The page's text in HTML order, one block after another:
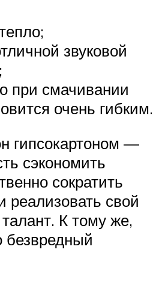
звуковой
при смачивании
очень гибким.
гипсокартоном —
сэкономить
сократить
реализовать свой
К тому же,
безвредный